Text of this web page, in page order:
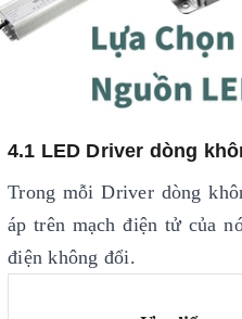
4.1 LED Driver dòng
Trong mỗi Driver dòng
áp trên mạch điện tử của
điện không đổi.